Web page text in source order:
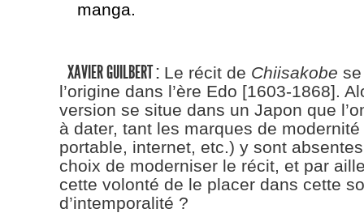
manga.
XAVIER GUILBERT :Le récit de Chiisakobe
l’origine dans l’ère Edo [1603-1868].
version se situe dans un Japon que
à dater, tant les marques de
portable, internet, etc.) y sont
choix de moderniser le récit, et par
cette volonté de le placer dans cette
d’intemporalité ?